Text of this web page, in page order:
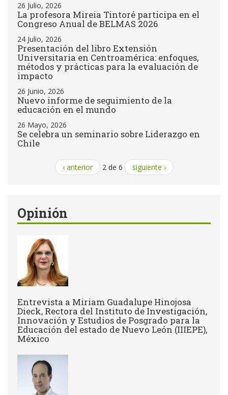
26 Julio, 2026
La profesora Mireia Tintoré participa en el
Congreso Anual de BELMAS 2026
24 Julio, 2026
Presentación del libro Extensión
Universitaria en Centroamérica: enfoques,
métodos y prácticas para la evaluación de
impacto
26 Junio, 2026
Nuevo informe de seguimiento de la
educación en el mundo
26 Mayo, 2026
Se celebra un seminario sobre Liderazgo en
Chile
‹ anterior 2 de 6 siguiente ›
Opinión
Entrevista a Miriam Guadalupe Hinojosa
Dieck, Rectora del Instituto de Investigación,
Innovación y Estudios de Posgrado para la
Educación del estado de Nuevo León (IIIEPE),
México